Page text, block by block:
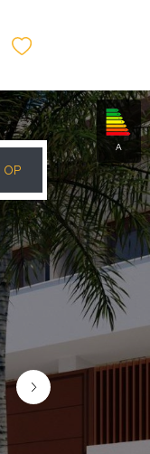
OP
A